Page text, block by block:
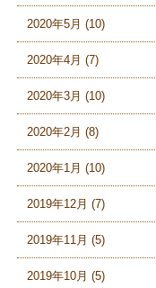
2020年5月 (10)
2020年4月 (7)
2020年3月 (10)
2020年2月 (8)
2020年1月 (10)
2019年12月 (7)
2019年11月 (5)
2019年10月 (5)